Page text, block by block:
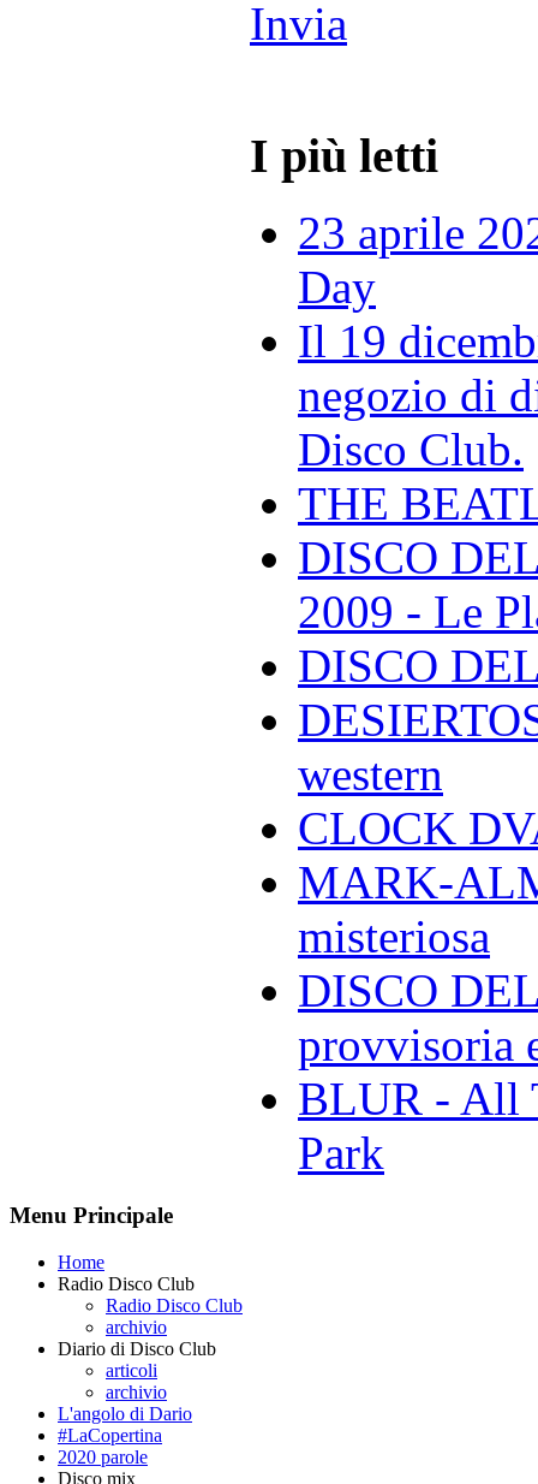
Invia
I più letti
23 aprile
Day
Il 19
negozio di
Disco Club.
THE
DISCO
2009 - Le
DISCO
western
CLOCK
MARK-
misteriosa
DISCO
provvisoria
BLUR - All
Park
Menu Principale
Home
Radio Disco Club
Radio Disco Club
archivio
Diario di Disco Club
articoli
archivio
L'angolo di Dario
#LaCopertina
2020 parole
Disco mix